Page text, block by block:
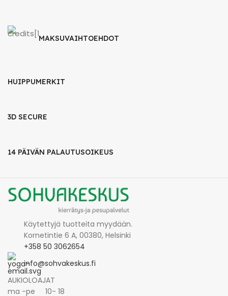
MAKSUVAIHTOEHDOT
HUIPPUMERKIT
3D SECURE
14 PÄIVÄN PALAUTUSOIKEUS
Käytettyjä tuotteita myydään.
Kornetintie 6 A, 00380, Helsinki
+358 50 3062654
info@sohvakeskus.fi
AUKIOLOAJAT
ma -pe 10- 18